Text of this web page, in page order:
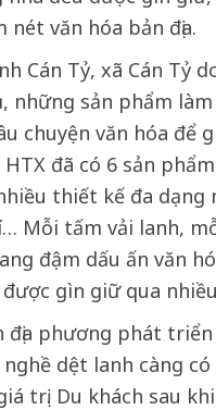
nét văn hóa bản địa.
Cán Tỷ, xã Cán Tỷ
những sản phẩm
chuyện văn hóa để
đã có 6 sản
thiết kế đa dạng
Mỗi tấm vải lanh,
đậm dấu ấn văn
gìn giữ qua
địa phương phát
nghề dệt lanh càng
trị. Du khách sau